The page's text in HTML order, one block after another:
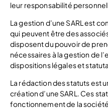
leur responsabilité
La gestion d’une SARL est
qui peuvent être des
disposent du pouvoir de
nécessaires à la gestion de
dispositions légales et
La rédaction des statuts est
création d’une SARL. Ces
fonctionnement de la